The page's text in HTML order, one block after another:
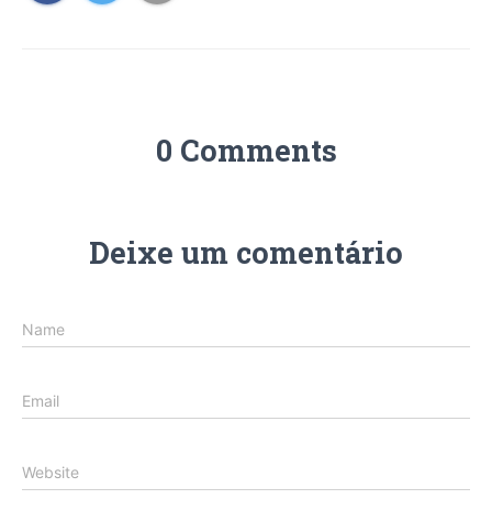
0 Comments
Deixe um comentário
Name
Email
Website